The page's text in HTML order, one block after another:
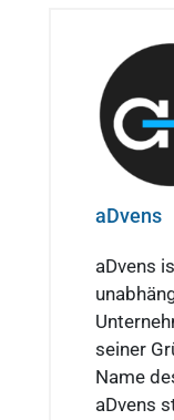
aDvens
aDvens
seiner
Name
aDvens